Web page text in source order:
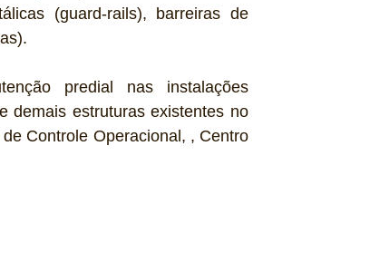
(guard-rails), barreiras de
predial nas instalações
demais estruturas existentes no
Controle Operacional, , Centro